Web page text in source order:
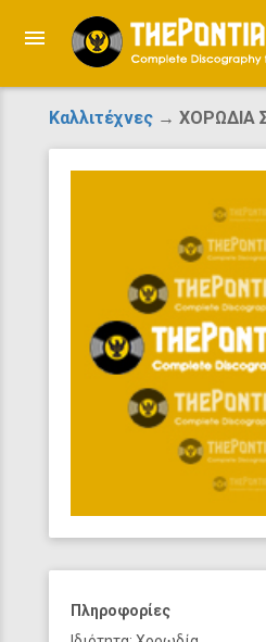
Καλλιτέχνες → ΧΟΡΩΔΙΑ
Πληροφορίες